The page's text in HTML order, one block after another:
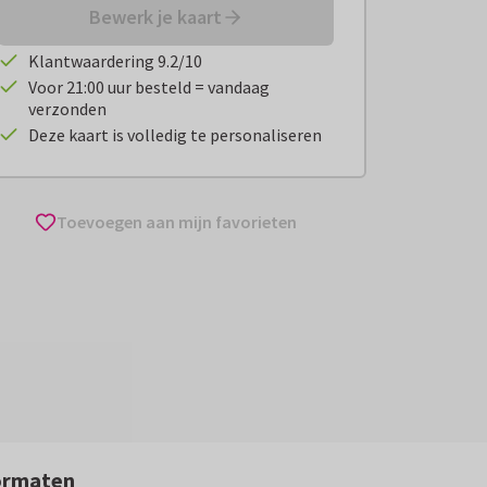
Bewerk je kaart
Klantwaardering 9.2/10
Voor 21:00 uur besteld = vandaag
verzonden
Deze kaart is volledig te personaliseren
Toevoegen aan mijn favorieten